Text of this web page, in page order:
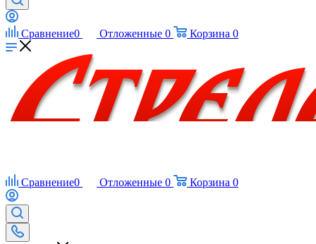
Сравнение0 Отложенные 0 Корзина 0
Сравнение0 Отложенные 0 Корзина 0